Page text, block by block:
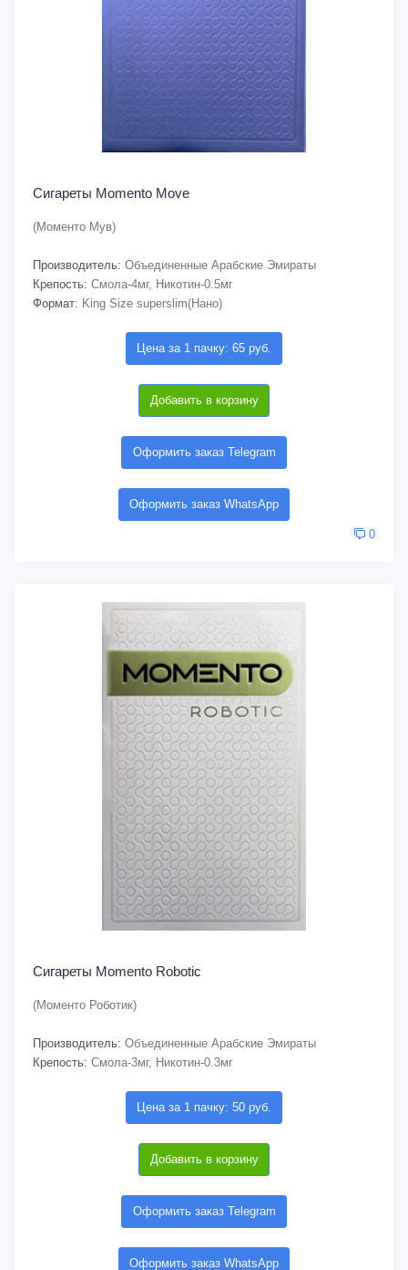
Сигареты Momento Move
(Моменто Мув)
Производитель: Объединенные Арабские Эмираты
Крепость: Смола-4мг, Никотин-0.5мг
Формат: King Size superslim(Нано)
Цена за 1 пачку: 65 руб.
Добавить в корзину
Оформить заказ Telegram
Оформить заказ WhatsApp
0
Сигареты Momento Robotic
(Моменто Роботик)
Производитель: Объединенные Арабские Эмираты
Крепость: Смола-3мг, Никотин-0.3мг
Цена за 1 пачку: 50 руб.
Добавить в корзину
Оформить заказ Telegram
Оформить заказ WhatsApp